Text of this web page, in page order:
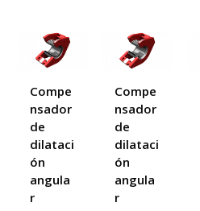
Compe
nsador
de
dilataci
ón
angula
r
Compe
nsador
de
dilataci
ón
angula
r